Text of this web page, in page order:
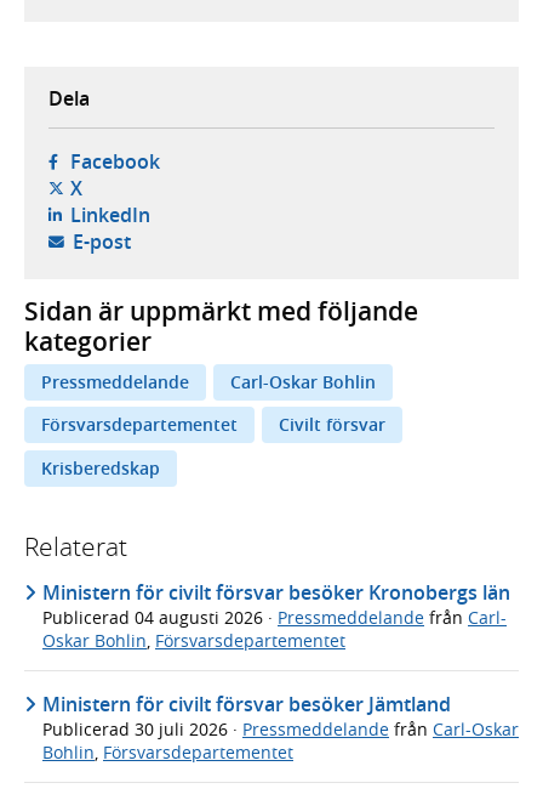
Dela
Facebook- öppnas i ny flik, extern webbplats,
X- öppnas i ny flik, extern webbplats,
LinkedIn- öppnas i ny flik, extern webbplats,
E-post- öppnar din e-postklient,
Sidan är uppmärkt med följande
kategorier
Pressmeddelande
Carl-Oskar Bohlin
Försvarsdepartementet
Civilt försvar
Krisberedskap
Relaterat
Ministern för civilt försvar besöker Kronobergs län
Publicerad 04 augusti 2026 · Pressmeddelande från Carl-
Oskar Bohlin, Försvarsdepartementet
Ministern för civilt försvar besöker Jämtland
Publicerad 30 juli 2026 · Pressmeddelande från Carl-Oskar
Bohlin Försvarsdepartementet